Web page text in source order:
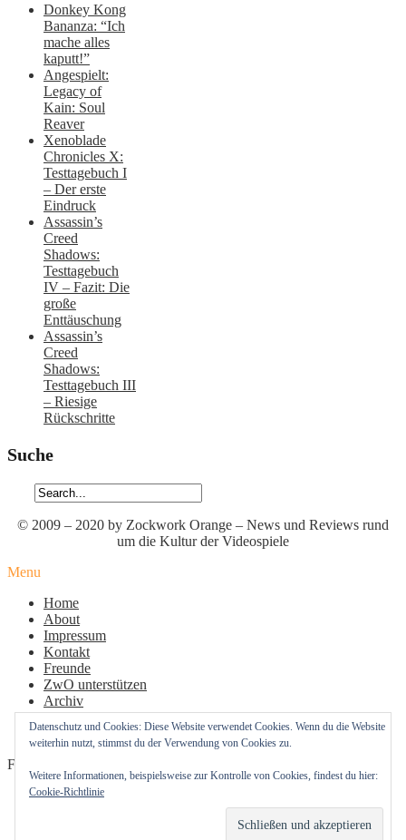
Donkey Kong
Bananza: “Ich
mache alles
kaputt!”
Angespielt:
Legacy of
Kain: Soul
Reaver
Xenoblade
Chronicles X:
Testtagebuch I
– Der erste
Eindruck
Assassin’s
Creed
Shadows:
Testtagebuch
IV – Fazit: Die
große
Enttäuschung
Assassin’s
Creed
Shadows:
Testtagebuch III
– Riesige
Rückschritte
Suche
© 2009 – 2020 by Zockwork Orange – News und Reviews rund
um die Kultur der Videospiele
Menu
Home
About
Impressum
Kontakt
Freunde
ZwO unterstützen
Archiv
Datenschutz
Cookie-Richtlinie (EU)
Follow Us
ProfilProfilProfil
Datenschutz und Cookies: Diese Website verwendet Cookies. Wenn du die Website
weiterhin nutzt, stimmst du der Verwendung von Cookies zu.
Weitere Informationen, beispielsweise zur Kontrolle von Cookies, findest du hier:
Cookie-Richtlinie